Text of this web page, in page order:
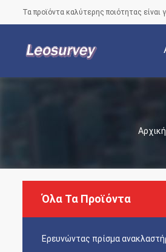
Τα προϊόντα καλύτερης ποιότητας είναι
Όλα Τα Προϊόντα
Ερευνώντας πρίσμα